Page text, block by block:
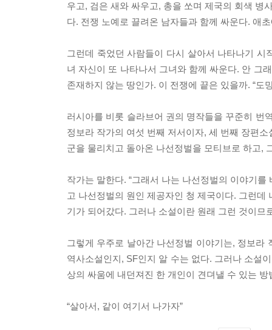
우고, 검은 새와 싸우고, 총을 쏘며 제국의 회색 병
다. 전쟁 노예로 끌려온 남자들과 함께 싸운다. 애
그런데 죽었던 사람들이 다시 살아서 나타나기
녀 자신이 또 나타나서 그녀와 함께 싸운다. 안 그
존재하지 않는 땅인가. 이 전쟁에 끝은 있을까. “도
러시아를 비롯 슬라브어 권의 명작들을 꾸준히 번
정보라 작가의 여섯 번째 저서이자, 세 번째 장편
군을 물리치고 돌아온 나선정벌을 모티브로 하고,
작가는 말한다. “그래서 나는 나선정벌의 이야기
고 나선정벌의 원인 제공자인 청 제국이다. 그런
기가 되어갔다. 그러나 소설이란 원래 그런 것이므
그렇게 우주로 날아간 나선정벌 이야기는, 정보
역사소설인지, SF인지 알 수는 없다. 그러나 소설
상의 싸움에 내던져진 한 개인이 견뎌낼 수 있는
“살아서, 같이 여기서 나가자”